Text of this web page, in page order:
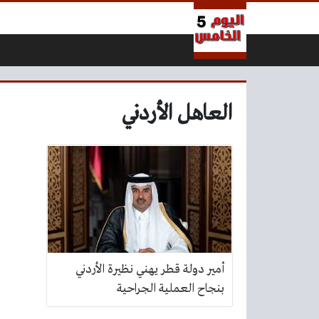
التخطي إلى المحتوى
العاهل الأردني
أمير دولة قطر يهني نظيرة الأردني
بنجاح العملية الجراحية